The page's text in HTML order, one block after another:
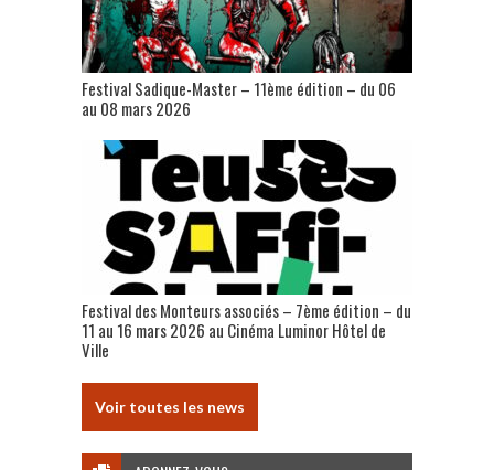
Festival Sadique-Master – 11ème édition – du 06
au 08 mars 2026
Festival des Monteurs associés – 7ème édition – du
11 au 16 mars 2026 au Cinéma Luminor Hôtel de
Ville
Voir toutes les news